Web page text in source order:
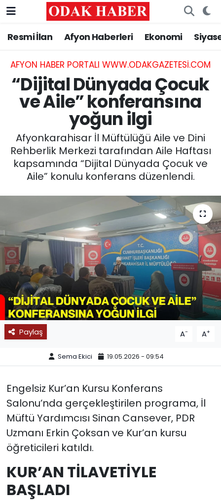
Resmi İlan Afyon Haberleri Ekonomi
AFYON HABER PORTALI WWW.ODAKGAZETESI.COM
“Dijital Dünyada Çocuk
ve Aile” konferansına
yoğun ilgi
Afyonkarahisar İl Müftülüğü Aile ve Dini
Rehberlik Merkezi tarafından Aile Haftası
kapsamında “Dijital Dünyada Çocuk ve
Aile” konulu konferans düzenlendi.
Paylaş A- A+
Sema Ekici 19.05.2026 - 09:54
Engelsiz Kur’an Kursu Konferans
Salonu’nda gerçekleştirilen programa, İl
Müftü Yardımcısı Sinan Cansever, PDR
Uzmanı Erkin Çoksan ve Kur’an kursu
öğreticileri katıldı.
KUR’AN TİLAVETİYLE
BAŞLADI
AFYONKARAHİSAR HABERLERİ
Resmi İlan
ASAYİŞ
SİYASET
EĞİTİM
SPOR
11:11 MANŞET
Nöbetçi Eczaneler
Hava Durumu
Trafik Durumu
Süper Lig Puan Durumu ve Fikstür
Tüm Manşetler
Son Dakika Haberleri